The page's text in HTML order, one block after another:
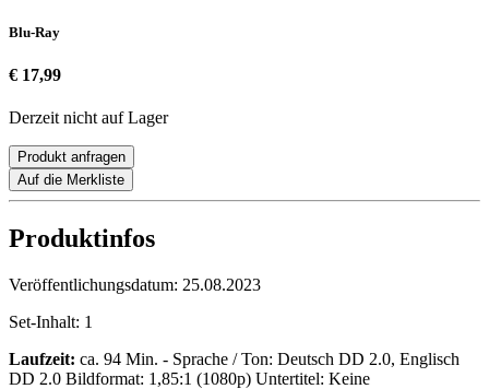
Blu-Ray
€ 17,99
Derzeit nicht auf Lager
Produkt anfragen
Auf die Merkliste
Produktinfos
Veröffentlichungsdatum: 25.08.2023
Set-Inhalt: 1
Laufzeit: ca. 94 Min. - Sprache / Ton: Deutsch DD 2.0, Englisch
DD 2.0 Bildformat: 1,85:1 (1080p) Untertitel: Keine